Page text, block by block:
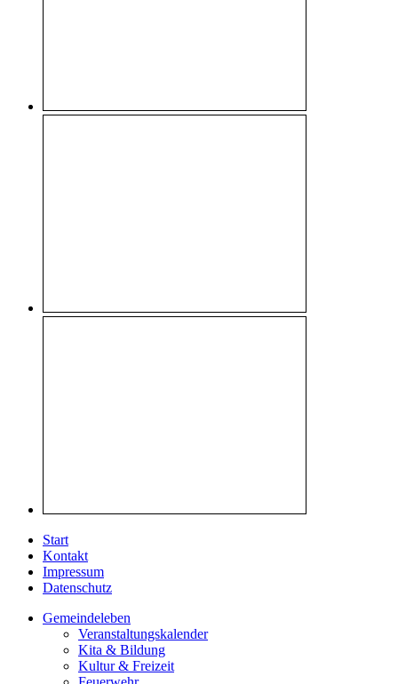
Start
Kontakt
Impressum
Datenschutz
Gemeindeleben
Veranstaltungskalender
Kita & Bildung
Kultur & Freizeit